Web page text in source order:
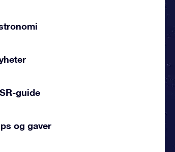
guide
og gaver